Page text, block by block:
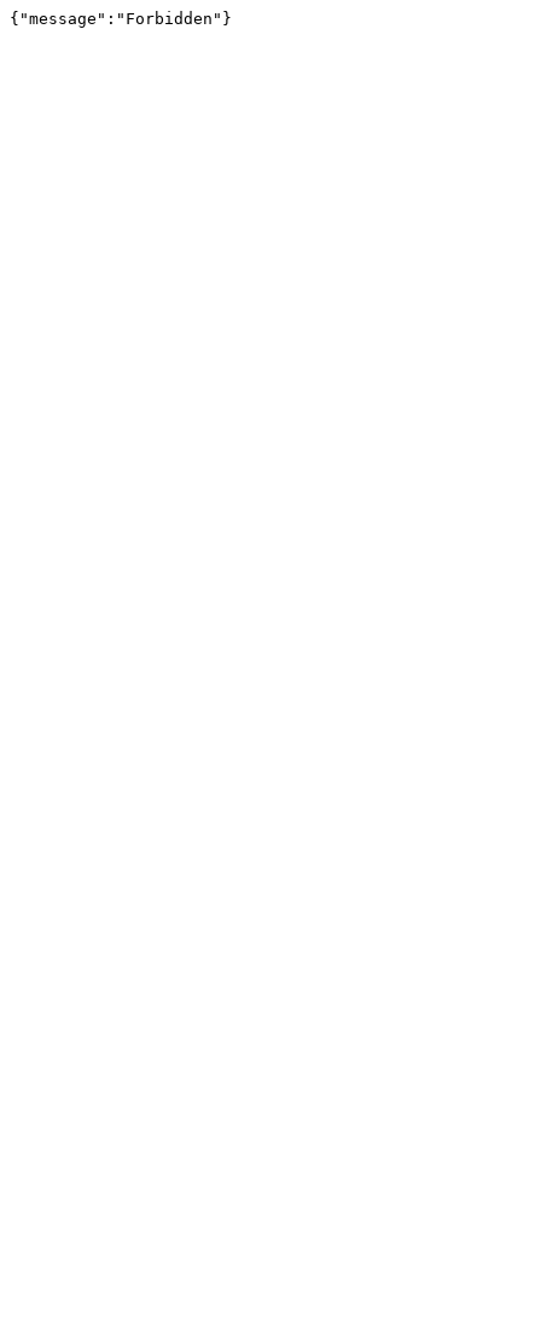
{"message":"Forbidden"}